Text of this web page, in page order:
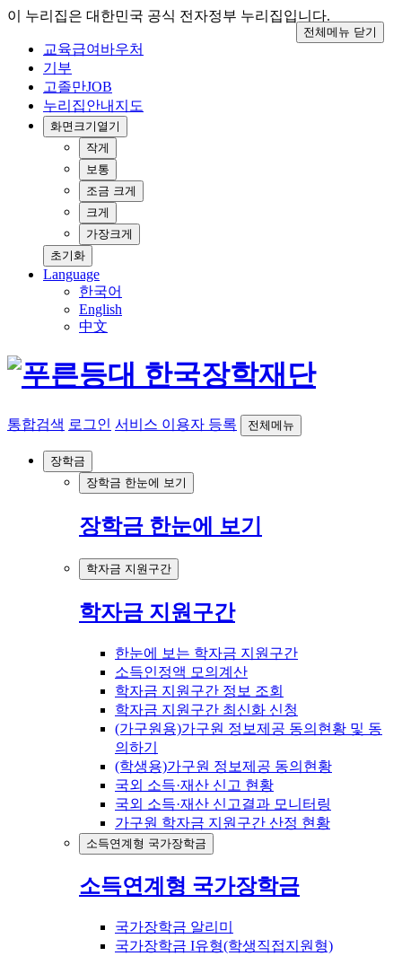
이 누리집은 대한민국 공식 전자정부 누리집입니다.
교육급여바우처
기부
고졸만JOB
누리집안내지도
화면크기 열기
작게
보통
조금 크게
크게
가장크게
초기화
Language
한국어
English
中文
통합검색 로그인 서비스 이용자 등록 전체메뉴
장학금
장학금 한눈에 보기
장학금 한눈에 보기
학자금 지원구간
학자금 지원구간
한눈에 보는 학자금 지원구간
소득인정액 모의계산
학자금 지원구간 정보 조회
학자금 지원구간 최신화 신청
(가구원용)가구원 정보제공 동의현황 및 동
의하기
(학생용)가구원 정보제공 동의현황
국외 소득·재산 신고 현황
국외 소득·재산 신고결과 모니터링
가구원 학자금 지원구간 산정 현황
소득연계형 국가장학금
소득연계형 국가장학금
국가장학금 알리미
국가장학금 I유형(학생직접지원형)
전체메뉴 닫기